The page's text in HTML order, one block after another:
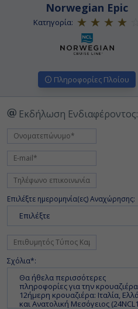
Norwegian Epic
Κατηγορία:
Πληροφορίες Πλοίου
Εκδήλωση Ενδιαφέροντος:
Επιλέξτε ημερομηνία(ες) Αναχώρησης:
Επιλέξτε
Σχόλια*: